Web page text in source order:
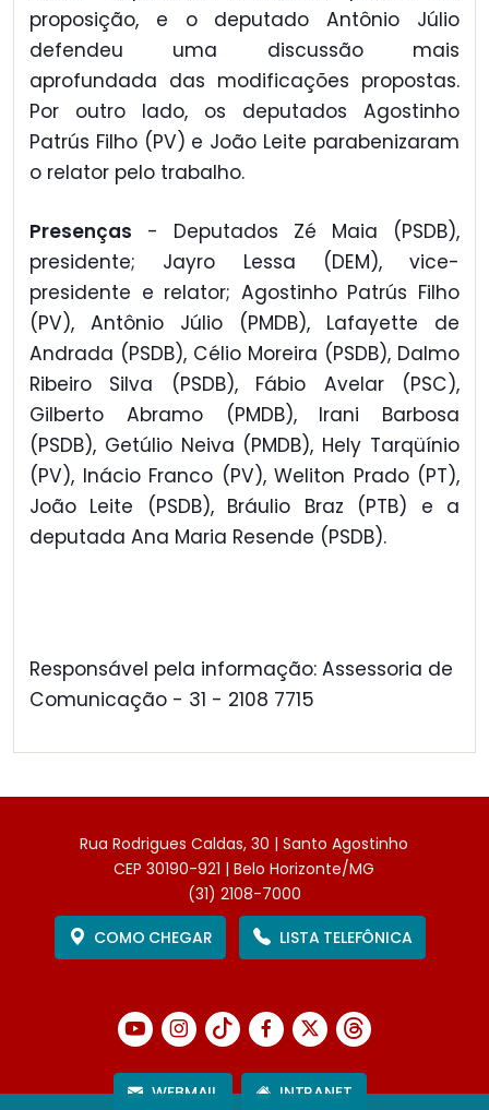
proposição, e o deputado Antônio Júlio
defendeu uma discussão mais
aprofundada das modificações propostas.
Por outro lado, os deputados Agostinho
Patrús Filho (PV) e João Leite parabenizaram
o relator pelo trabalho.
Presenças - Deputados Zé Maia (PSDB),
presidente; Jayro Lessa (DEM), vice-
presidente e relator; Agostinho Patrús Filho
(PV), Antônio Júlio (PMDB), Lafayette de
Andrada (PSDB), Célio Moreira (PSDB), Dalmo
Ribeiro Silva (PSDB), Fábio Avelar (PSC),
Gilberto Abramo (PMDB), Irani Barbosa
(PSDB), Getúlio Neiva (PMDB), Hely Tarqüínio
(PV), Inácio Franco (PV), Weliton Prado (PT),
João Leite (PSDB), Bráulio Braz (PTB) e a
deputada Ana Maria Resende (PSDB).
Responsável pela informação: Assessoria de
Comunicação - 31 - 2108 7715
Rua Rodrigues Caldas, 30 | Santo Agostinho
CEP 30190-921 | Belo Horizonte/MG
(31) 2108-7000
COMO CHEGAR
LISTA TELEFÔNICA
WEBMAIL INTRANET